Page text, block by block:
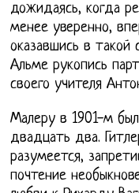
дожидаясь, когда
менее уверенно,
оказавшись в такой
Альме рукопись
своего учителя
Малеру в 1901-м
двадцать два.
разумеется,
почтение